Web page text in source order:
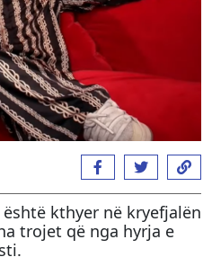
kthyer në kryefjalën
trojet që nga hyrja e